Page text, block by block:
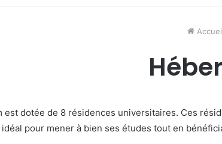
est dotée de 8 résidences universitaires. Ces
pour mener à bien ses études tout en